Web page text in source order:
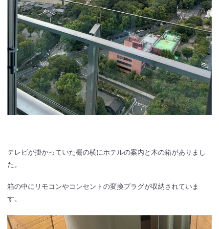
テレビが掛かっていた棚の横にホテルの案内と木の箱がありまし
た。
箱の中にリモコンやコンセントの変換プラグが収納されていま
す。